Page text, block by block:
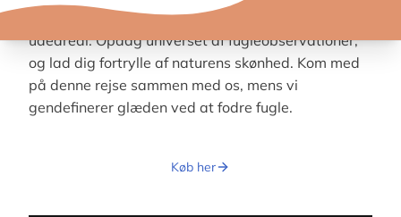
noget for enhver smag og hvilket som helst
udeareal. Opdag universet af fugleobservationer,
og lad dig fortrylle af naturens skønhed. Kom med
på denne rejse sammen med os, mens vi
gendefinerer glæden ved at fodre fugle.
Køb her